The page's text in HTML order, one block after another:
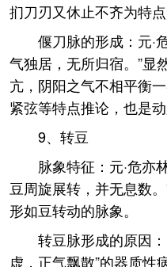
扪刀刃又休止不齐为特点
偃刀脉的形成：元·
气独居，无所归宿。”显
亢，阴阳之气不相平衡
紧弦等特点推论，也是
9、转豆
脉象特征：元·危亦
豆周旋展转，并无息数
形如豆转动的脉象。
转豆脉形成的原因
虚，正气飘散”的器质性